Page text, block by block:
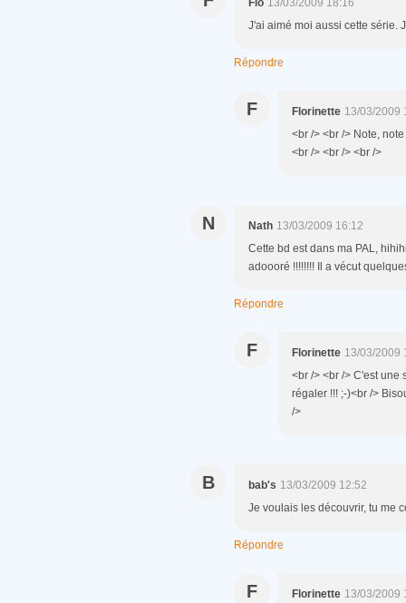
Flo 13/03/2009 18:16
J'ai aimé moi aussi cette série.
Répondre
F Florinette 13/03/2009
<br /> <br /> Note,
<br /> <br /> <br />
N Nath 13/03/2009 16:12
Cette bd est dans ma PAL,
adoooré !!!!!!!! Il a vécut
Répondre
F Florinette 13/03/2009
<br /> <br /> C'est une
régaler !!! ;-)<br />
/>
B bab's 13/03/2009 12:52
Je voulais les découvrir, tu me
Répondre
F Florinette 13/03/2009